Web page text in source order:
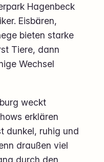
Hagenbeck
Eisbären,
bieten starke
Tiere, dann
Wechsel
weckt
erklären
dunkel, ruhig und
draußen viel
durch den